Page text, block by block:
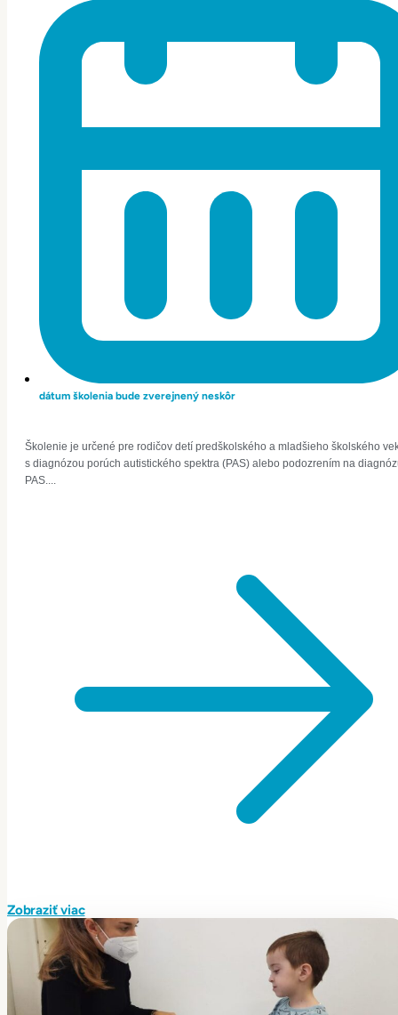
dátum školenia bude zverejnený neskôr
Školenie je určené pre rodičov detí predškolského a mladšieho školského
s diagnózou porúch autistického spektra (PAS) alebo podozrením na
PAS....
Zobraziť viac